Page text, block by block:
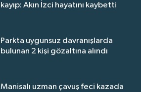
kayıp: Akın İzci hayatını kaybetti
Parkta uygunsuz davranışlarda
bulunan 2 kişi gözaltına alındı
Manisalı uzman çavuş feci kazada